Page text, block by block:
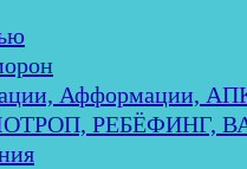
Афформации,
РЕБЁФИНГ,